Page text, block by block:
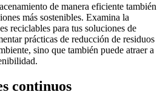
de manera eficiente también
más sostenibles. Examina la
reciclables para tus soluciones de
prácticas de reducción de residuos
sino que también puede atraer a
continuos